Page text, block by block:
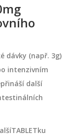
dávky (např. 3g)
intenzivním
další